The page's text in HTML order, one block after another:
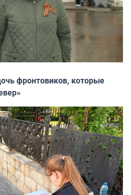
фронтовиков, которые